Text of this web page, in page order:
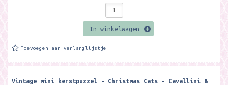
In winkelwagen
Toevoegen aan verlanglijstje
Vintage mini kerstpuzzel - Christmas Cats - Cavallini &